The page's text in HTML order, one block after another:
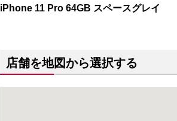
iPhone 11 Pro 64GB スペースグレイ
店舗を地図から選択する